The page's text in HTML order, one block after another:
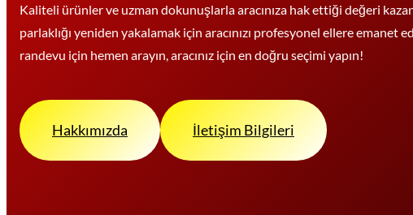
Kaliteli ürünler ve uzman dokunuşlarla aracınıza hak ettiği değeri
parlaklığı yeniden yakalamak için aracınızı profesyonel ellere emanet
randevu için hemen arayın, aracınız için en doğru seçimi yapın!
Hakkımızda İletişim Bilgileri